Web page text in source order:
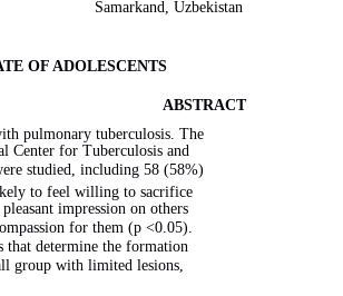
Samarkand, Uzbekistan
OF ADOLESCENTS
ABSTRACT
pulmonary tuberculosis. The
Center for Tuberculosis and
studied, including 58 (58%)
to feel willing to sacrifice
impression on others
for them (p <0.05).
that determine the formation
group with limited lesions,